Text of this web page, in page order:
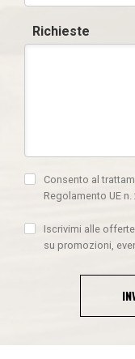
Richieste
Consento al
Regolamento UE
Iscrivimi alle
su promozioni,